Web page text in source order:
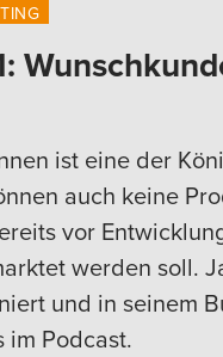
ist eine der
auch keine
vor
werden soll.
und in seinem
im Podcast.